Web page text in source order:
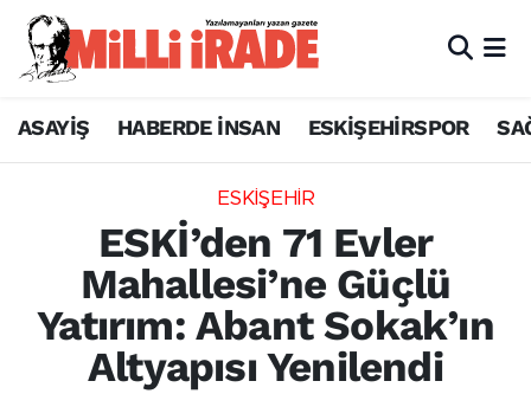
ASAYİŞ HABERDE İNSAN ESKİŞEHİRSPOR
ESKİŞEHİR
ESKİ’den 71 Evler
Mahallesi’ne Güçlü
Yatırım: Abant Sokak’ın
Altyapısı Yenilendi